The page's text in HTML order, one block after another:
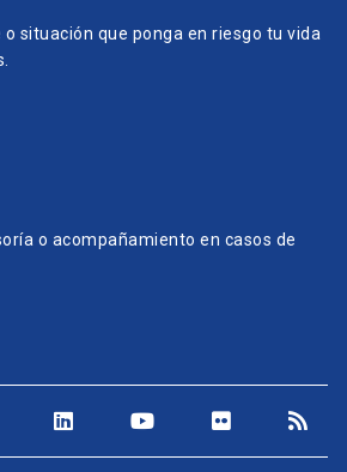
o situación que ponga en riesgo tu vida
o acompañamiento en casos de